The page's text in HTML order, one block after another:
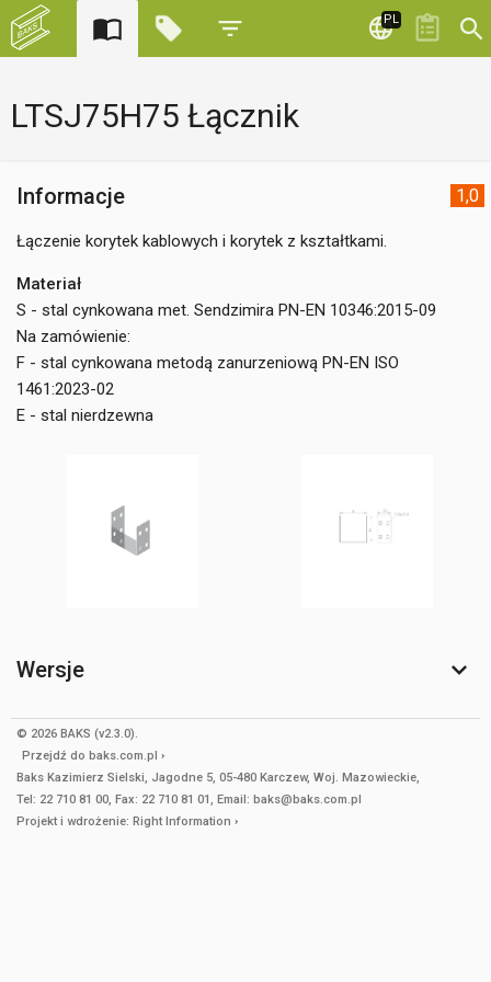
PL
LTSJ75H75 Łącznik
1,0
Informacje
Łączenie korytek kablowych i korytek z kształtkami.
Materiał
S - stal cynkowana met. Sendzimira PN-EN 10346:2015-09
Na zamówienie:
F - stal cynkowana metodą zanurzeniową PN-EN ISO
1461:2023-02
E - stal nierdzewna
Wersje
© 2026 BAKS (v2.3.0).
Przejdź do baks.com.pl
Baks Kazimierz Sielski, Jagodne 5, 05-480 Karczew, Woj. Mazowieckie,
Tel: 22 710 81 00, Fax: 22 710 81 01, Email: baks@baks.com.pl
Projekt i wdrożenie: Right Information